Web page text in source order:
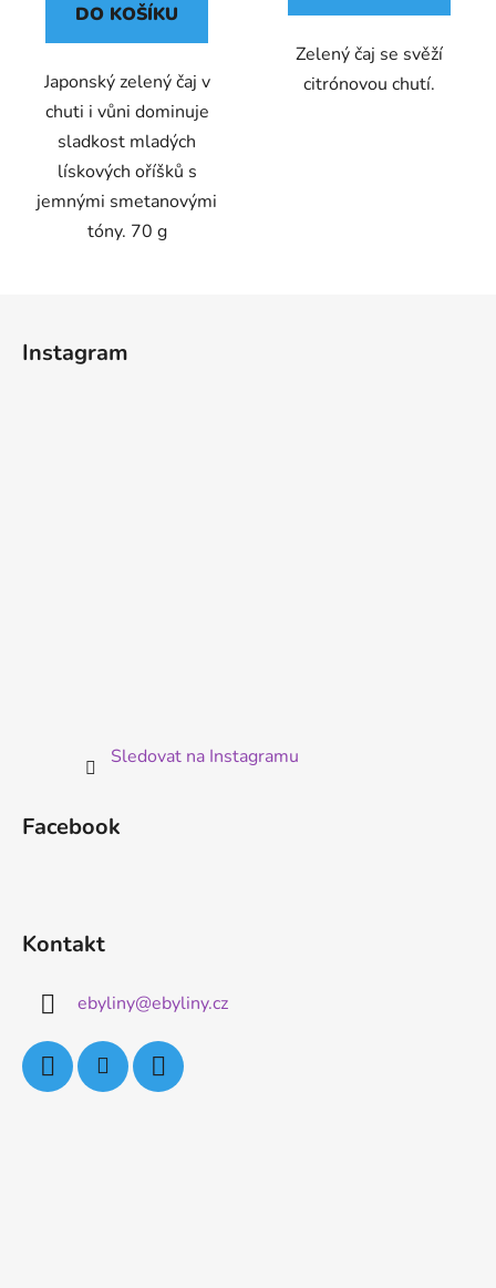
DO KOŠÍKU
Japonský zelený čaj v
chuti i vůni dominuje
sladkost mladých
lískových oříšků s
jemnými smetanovými
tóny. 70 g
Zelený čaj se svěží
citrónovou chutí.
Instagram
Sledovat na Instagramu
Facebook
Kontakt
ebyliny@ebyliny.cz